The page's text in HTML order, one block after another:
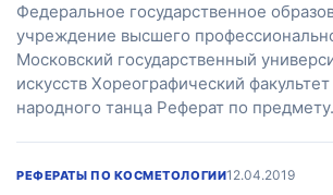
Федеральное государственное
учреждение высшего
Московский государственный
искусств Хореографический
народного танца Реферат по
РЕФЕРАТЫ ПО КОСМЕТОЛОГИИ12.04.2019